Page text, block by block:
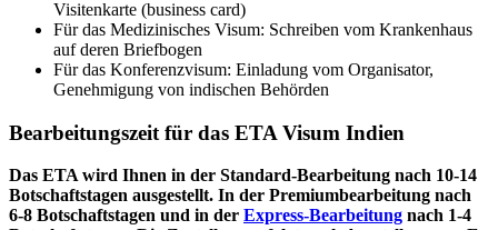
Visitenkarte (business card)
Für das Medizinisches Visum: Schreiben vom Krankenhaus
auf deren Briefbogen
Für das Konferenzvisum: Einladung vom Organisator,
Genehmigung von indischen Behörden
Bearbeitungszeit für das ETA Visum Indien
Das ETA wird Ihnen in der Standard-Bearbeitung nach 10-14
Botschaftstagen ausgestellt. In der Premiumbearbeitung nach
6-8 Botschaftstagen und in der Express-Bearbeitung nach 1-4